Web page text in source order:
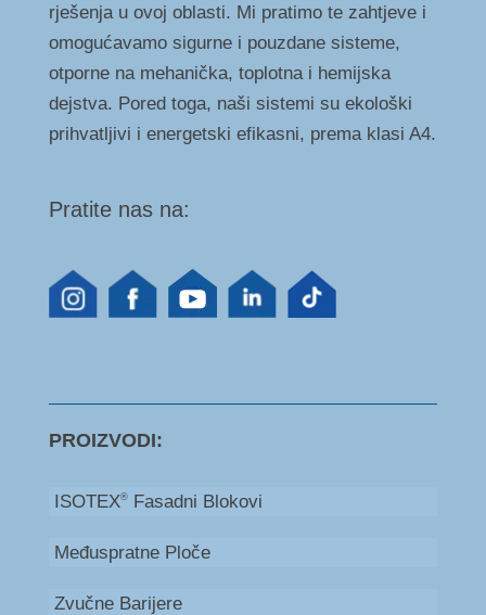
rješenja u ovoj oblasti. Mi pratimo te zahtjeve i
omogućavamo sigurne i pouzdane sisteme,
otporne na mehanička, toplotna i hemijska
dejstva. Pored toga, naši sistemi su ekološki
prihvatljivi i energetski efikasni, prema klasi A4.
Pratite nas na:
PROIZVODI:
ISOTEX®Fasadni Blokovi
Međuspratne Ploče
Zvučne Barijere